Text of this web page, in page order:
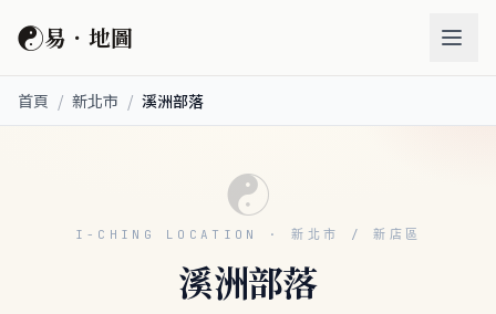
☯易．地圖
首頁 / 新北市 / 溪洲部落
☯
I-CHING LOCATION · 新北市 / 新店區
溪洲部落